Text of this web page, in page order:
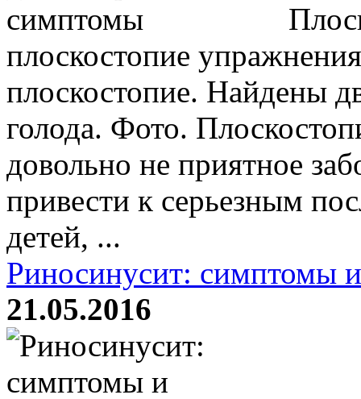
плоскостопие
плоскостопие. Найдены
голода. Фото.
довольно не приятное
привести к серьезным
детей, ...
Риносинусит: симптомы
21.05.2016